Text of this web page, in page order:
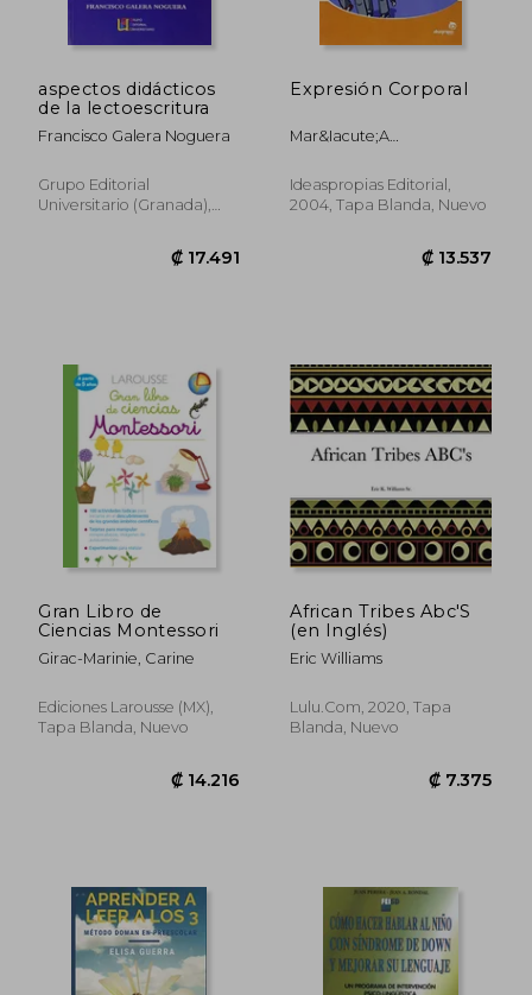
aspectos didácticos
de la lectoescritura
Francisco Galera Noguera
Grupo Editorial
Universitario (granada),
Expresión Corporal
Mar&Iacute;A
Floreani
Ideaspropias Editorial,
2004, Tapa Blanda, Nuevo
Gran Libro de
Ciencias Montessori
Girac-Marinie, Carine
Ediciones Larousse (MX),
Tapa Blanda, Nuevo
African Tribes Abc'S
(en Inglés)
Eric Williams
Lulu.Com, 2020, Tapa
Blanda, Nuevo